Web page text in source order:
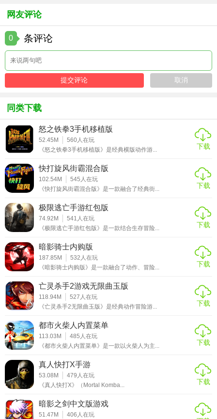
适合《龙珠Z》粉丝、格斗游戏爱好者及追求快速成长的玩
氪玩家购买“月卡”获取每日钻石，重氪玩家直接抽取“限定角
色池”组建顶级阵容。游戏画面精致、打击感强，但需注意合
理消费，避免过度依赖内购破坏平衡性。
网友评论
0 条评论
同类下载
怒之铁拳3手机移植版
52.45M 560人在玩
《怒之铁拳3手机移植版》是经典横版动作游...
下载
快打旋风街霸混合版
102.54M 545 人在玩
《快打旋风街霸混合版》是一款融合了经典街...
下载
极限逃亡手游红包版
74.92M 541 人在玩
《极限逃亡手游红包版》是一款结合生存冒险...
下载
暗影骑士内购版
187.85M 532 人在玩
《暗影骑士内购版》是一款融合了动作、冒险...
下载
亡灵杀手2游戏无限曲玉版
118.94M 527 人在玩
《亡灵杀手2无限曲玉版》是经典动作冒险游...
下载
都市火柴人内置菜单
113.03M 485 人在玩
《都市火柴人内置菜单》是一款以火柴人为主...
下载
真人快打X手游
53.08M 479 人在玩
《真人快打X》（Mortal Komba...
下载
暗影之剑中文版游戏
51.47M 406 人在玩